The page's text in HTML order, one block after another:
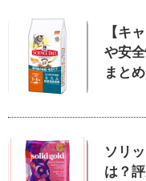
【キ
や安
まとめ
ソリ
は？